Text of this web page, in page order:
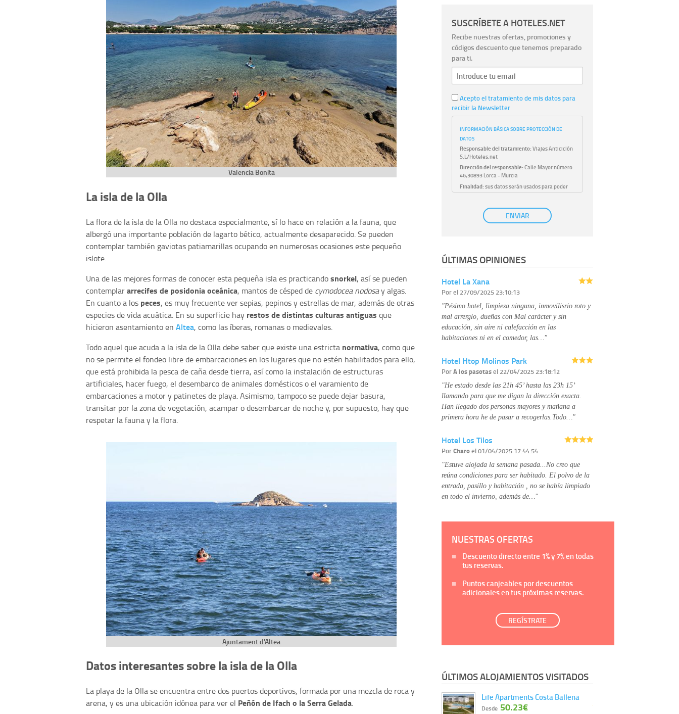
Valencia Bonita
La isla de la Olla
La flora de la isla de la Olla no destaca especialmente, sí lo hace en relación a la fauna, que
albergó una importante población de lagarto bético, actualmente desaparecido. Se pueden
contemplar también gaviotas patiamarillas ocupando en numerosas ocasiones este pequeño
islote.
Una de las mejores formas de conocer esta pequeña isla es practicandosnorkel, así se pueden
contemplararrecifes de posidonia oceánica, mantos de césped de cymodocea nodosay algas.
En cuanto a los peces, es muy frecuente ver sepias, pepinos y estrellas de mar, además de otras
especies de vida acuática. En su superficie hay restos de distintas culturas antiguas que
hicieron asentamiento en Altea, como las íberas, romanas o medievales.
Todo aquel que acuda a la isla de la Olla debe saber que existe una estricta normativa, como que
no se permite el fondeo libre de embarcaciones en los lugares que no estén habilitados para ello,
que está prohibida la pesca de caña desde tierra, así como la instalación de estructuras
artificiales, hacer fuego, el desembarco de animales domésticos o el varamiento de
embarcaciones a motor y patinetes de playa. Asimismo, tampoco se puede dejar basura,
transitar por la zona de vegetación, acampar o desembarcar de noche y, por supuesto, hay que
respetar la fauna y la flora.
Ajuntament d'Altea
Datos interesantes sobre la isla de la Olla
La playa de la Olla se encuentra entre dos puertos deportivos, formada por una mezcla de roca y
arena, y es una ubicación idónea para ver el Peñón de Ifach o la Serra Gelada.
SUSCRÍBETE A HOTELES.NET
Recibe nuestras ofertas, promociones y
códigos descuento que tenemos preparado
para ti.
Acepto el tratamiento de mis datos para
recibir la Newsletter
INFORMACIÓN BÁSICA SOBRE PROTECCIÓN DE
DATOS
Responsable del tratamiento:Viajes Anticiclón
S.L/Hoteles.net
Dirección del responsable:Calle Mayor número
46,30893 Lorca - Murcia
Finalidad:sus datos serán usados para poder
atender sus solicitudes y prestarle nuestros
Publicidad: solo le enviaremos publicidad con su
autorización previa, que podrá facilitarnos
con su consentimiento previo, que podrá
facilitarnos mediante la casilla correspondiente
Destinatarios:
personal de nuestra entidad que esté
conocimiento de la información que le pedimos.
No se comunicarán datos a terceros.
Derechos: tiene derecho a saber qué
información tenemos sobre usted, corregirla y
eliminarla, tal y como se explica en la
página web.
Información complementaria:Puede consultar
tratamos sus datos en lapolítica de privacidad
ENVIAR
ÚLTIMAS OPINIONES
Hotel La Xana
Porel 27/09/2025 23:10:13
"Pésimo hotel, limpieza ninguna, inmovilisrio roto y
mal arrerglo, dueñas con Mal carácter y sin
educación, sin aire ni calefacción en las
habitaciones ni en el comedor, las…"
Hotel Htop Molinos Park
PorA los pasotasel 22/04/2025 23:18:12
"He estado desde las 21h 45’ hasta las 23h 15’
llamando para que me digan la dirección exacta.
Han llegado dos personas mayores y mañana a
primera hora he de pasar a recogerlas.Todo…"
Hotel Los Tilos
PorCharoel 01/04/2025 17:44:54
"Estuve alojada la semana pasada...No creo que
reúna condiciones para ser habitado. El polvo de la
entrada, pasillo y habitación , no se había limpiado
en todo el invierno, además de…"
NUESTRAS OFERTAS
Descuento directo entre 1%y7%en todas
tus reservas.
Puntos canjeables por descuentos
adicionales en tus próximas reservas.
REGÍSTRATE
ÚLTIMOS ALOJAMIENTOS VISITADOS
Life Apartments Costa Ballena
Desde 50.23€